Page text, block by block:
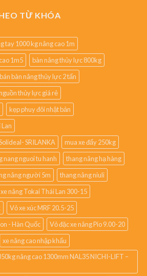
TỪ KHÓA
tay 1000 kg nâng cao 1m
1m5
bàn nâng thủy lực 800kg
bán bàn nâng thủy lực 2 tấn
thủy lực giá rẻ
kẹp phuy đôi nhật bản
SRILANKA
mua xe đẩy 250kg
nang nguoi tu hanh
thang nâng hạ hàng
nâng người 5m
thang nâng niuli
nâng Tokai Thái Lan 300-15
Vỏ xe xúc MRF 20.5-25
- Hàn Quốc
Vỏ đặc xe nâng Pio 9.00-20
xe nâng cao nhập khẩu
nâng cao 1300mm NAL35 NICHI-LIFT –